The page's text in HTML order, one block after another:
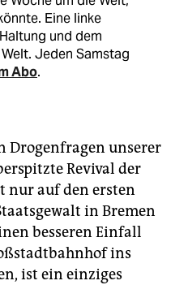
Eine linke
und dem
Jeden Samstag
Abo.
Drogenfragen unserer
Revival der
nur auf den ersten
in Bremen
besseren Einfall
ins
ist ein einziges